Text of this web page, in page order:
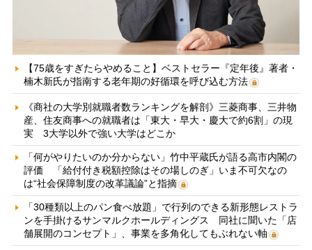
【75歳をすぎたらやめること】ベストセラー『定年後』著者・
楠木新氏が指南する老年期の好循環を呼び込む方法
《商社の大学別就職者数ランキングを解剖》三菱商事、三井物
産、住友商事への就職者は「東大・早大・慶大で約6割」の現
実 3大学以外で強い大学はどこか
「何がやりたいのか分からない」竹中平蔵氏が語る高市内閣の
評価 「給付付き税額控除はその場しのぎ」いま不可欠なの
は“社会保障制度の改革議論”と指摘
「30種類以上のパン食べ放題」で行列のできる新形態レストラ
ンを手掛けるサンマルクホールディングス 同社に聞いた「店
舗展開のコンセプト」、事業を多角化してもぶれない軸